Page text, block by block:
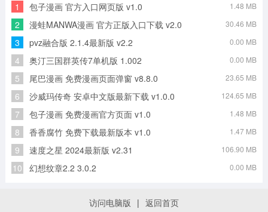
1 包子漫画 官方入口网页版 v1.0 1.48 MB
2 漫蛙MANWA漫画 官方正版入口下载 v2.0 30.46 MB
3 pvz融合版 2.1.4最新版 v2.2 0.00 MB
4 奥汀三国群英传7单机版 1.002 0.00 MB
5 尾巴漫画 免费漫画页面弹窗 v8.8.0 23.65 MB
6 沙威玛传奇 安卓中文版最新下载 v1.0.0 124.65 MB
7 包子漫画 免费漫画官方页面 v1.0 1.48 MB
8 香香腐竹 免费下载最新版本 v1.0 1.47 MB
9 速度之星 2024最新版 v2.31 106.90 MB
10 幻想纹章2.2 3.0.2 0.00 MB
访问电脑版 | 返回首页